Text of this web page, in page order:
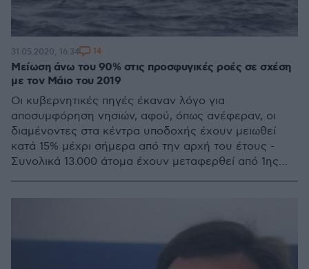
Μείωση άνω του 90% στις προσφυγικές ροές σε σχέση
με τον Μάιο του 2019
Οι κυβερνητικές πηγές έκαναν λόγο για
αποσυμφόρηση νησιών, αφού, όπως ανέφεραν, οι
διαμένοντες στα κέντρα υποδοχής έχουν μειωθεί
κατά 15% μέχρι σήμερα από την αρχή του έτους -
Συνολικά 13.000 άτομα έχουν μεταφερθεί από 1ης
31.05.2020, 16:34 14